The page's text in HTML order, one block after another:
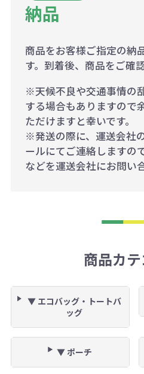
納品
商品をお客様ご指定の納
す。到着後、商品をご確
※天候不良や交通事情の
する場合もありますので
ただけますと幸いです。
※発送の際に、運送会社
ールにてご連絡しますの
などを運送会社にお問い
商品カ
▼ エコバッグ・トートバ
ッグ
▼ ポーチ